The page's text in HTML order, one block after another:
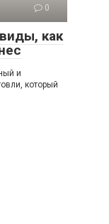
0
как
и
который